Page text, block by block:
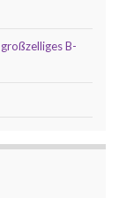
B-